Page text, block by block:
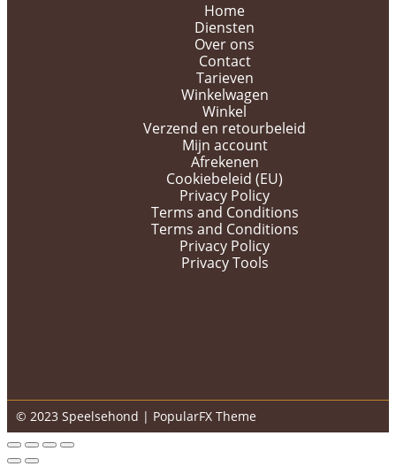
Home
Diensten
Over ons
Contact
Tarieven
Winkelwagen
Winkel
Verzend en retourbeleid
Mijn account
Afrekenen
Cookiebeleid (EU)
Privacy Policy
Terms and Conditions
Terms and Conditions
Privacy Policy
Privacy Tools
© 2023 Speelsehond | PopularFX Theme